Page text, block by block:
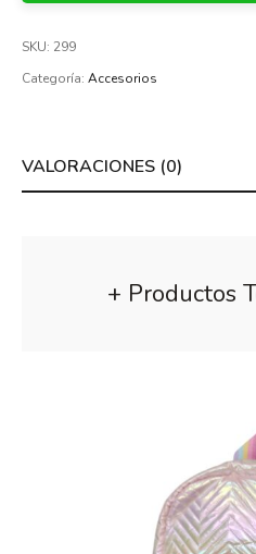
SKU: 299
Categoría: Accesorios
VALORACIONES (0)
+ Productos